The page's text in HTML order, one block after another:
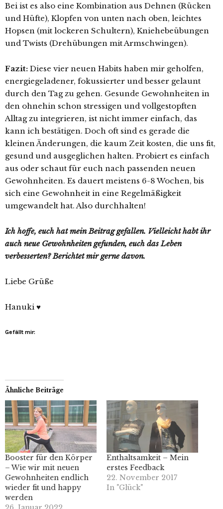
Bei ist es also eine Kombination aus Dehnen (Rücken
und Hüfte), Klopfen von unten nach oben, leichtes
Hopsen (mit lockeren Schultern), Kniehebeübungen
und Twists (Drehübungen mit Armschwingen).
Fazit: Diese vier neuen Habits haben mir geholfen,
energiegeladener, fokussierter und besser gelaunt
durch den Tag zu gehen. Gesunde Gewohnheiten in
den ohnehin schon stressigen und vollgestopften
Alltag zu integrieren, ist nicht immer einfach, das
kann ich bestätigen. Doch oft sind es gerade die
kleinen Änderungen, die kaum Zeit kosten, die uns fit,
gesund und ausgeglichen halten. Probiert es einfach
aus oder schaut für euch nach passenden neuen
Gewohnheiten. Es dauert meistens 6-8 Wochen, bis
sich eine Gewohnheit in eine Regelmäßigkeit
umgewandelt hat. Also durchhalten!
Ich hoffe, euch hat mein Beitrag gefallen. Vielleicht habt ihr
auch neue Gewohnheiten gefunden, euch das Leben
verbesserten? Berichtet mir gerne davon.
Liebe Grüße
Hanuki ♥
Gefällt mir:
Ähnliche Beiträge
Booster für den Körper
– Wie wir mit neuen
Gewohnheiten endlich
wieder fit und happy
werden
Enthaltsamkeit – Mein
erstes Feedback
22. November 2017
In "Glück"